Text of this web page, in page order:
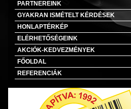
PARTNEREINK
GYAKRAN ISMÉTELT KÉRDÉSEK
HONLAPTÉRKÉP
ELÉRHETŐSÉGEINK
AKCIÓK-KEDVEZMÉNYEK
FŐOLDAL
REFERENCIÁK